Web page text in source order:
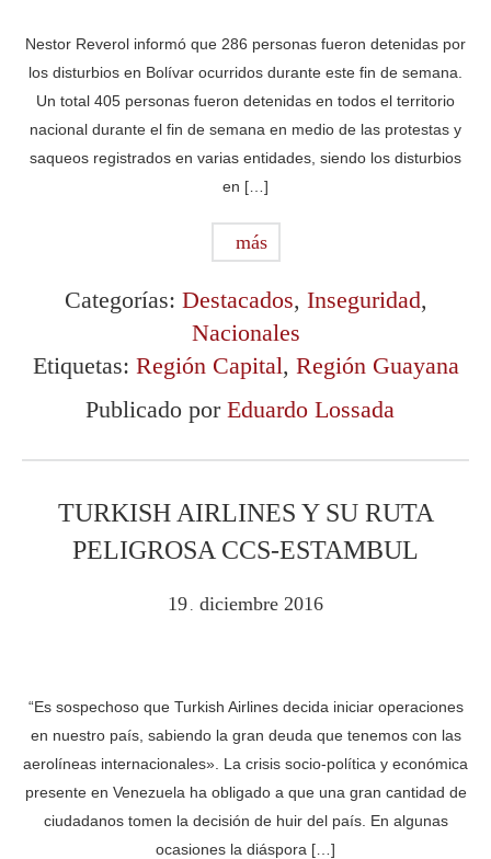
Nestor Reverol informó que 286 personas fueron detenidas por
los disturbios en Bolívar ocurridos durante este fin de semana.
Un total 405 personas fueron detenidas en todos el territorio
nacional durante el fin de semana en medio de las protestas y
saqueos registrados en varias entidades, siendo los disturbios
en […]
más
Categorías: Destacados, Inseguridad,
Nacionales
Etiquetas: Región Capital, Región Guayana
Publicado por Eduardo Lossada
TURKISH AIRLINES Y SU RUTA
PELIGROSA CCS-ESTAMBUL
19 . diciembre 2016
“Es sospechoso que Turkish Airlines decida iniciar operaciones
en nuestro país, sabiendo la gran deuda que tenemos con las
aerolíneas internacionales». La crisis socio-política y económica
presente en Venezuela ha obligado a que una gran cantidad de
ciudadanos tomen la decisión de huir del país. En algunas
ocasiones la diáspora […]